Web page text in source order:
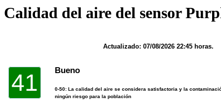
Calidad del aire del sensor
Actualizado: 07/08/2026 22:45 horas.
41 Bueno
0-50: La calidad del aire se considera satisfactoria y la
ningún riesgo para la población